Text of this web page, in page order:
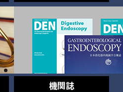
機関誌